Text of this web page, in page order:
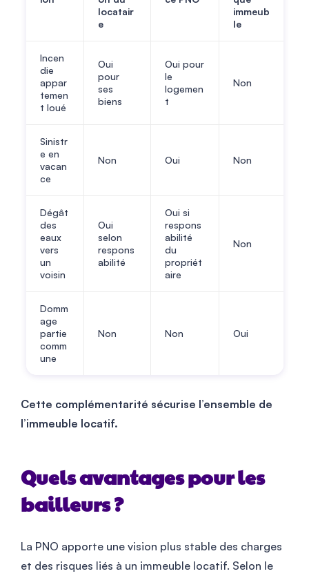
locatair
e
immeub
le
Incen
die
appar
temen
t loué
Oui
pour
ses
biens
Oui pour
le
logemen
t
Non
Sinistr
e en
vacan
ce
Non Oui Non
Dégât
des
eaux
vers
un
voisin
Oui
selon
respons
abilité
Oui si
respons
abilité
du
propriét
aire
Non
Domm
age
partie
comm
une
Non Non Oui
Cette complémentarité sécurise l’ensemble de
l’immeuble locatif.
Quels avantages pour les
bailleurs ?
La PNO apporte une vision plus stable des charges
et des risques liés à un immeuble locatif. Selon le